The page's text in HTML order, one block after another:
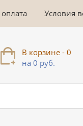
Условия
В корзине - 0
на 0 руб.